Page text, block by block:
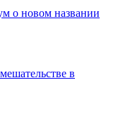
о новом названии
в